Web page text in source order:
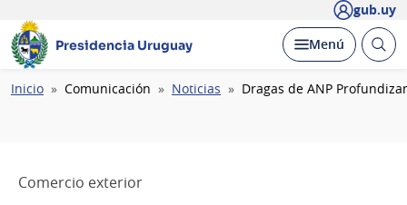
gub.uy
Presidencia Uruguay Desplegar
Menú Abrir
Ruta
Inicio Comunicación Noticias Dragas de ANP
Comercio exterior